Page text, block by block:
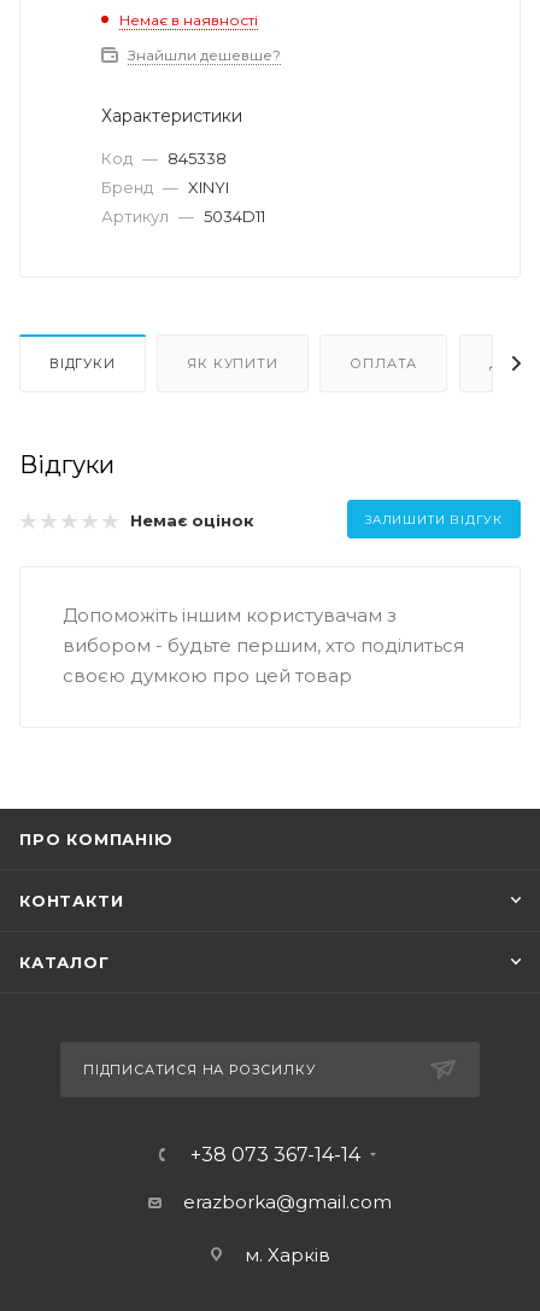
Немає в наявності
Знайшли дешевше?
Характеристики
Код — 845338
Бренд — XINYI
Артикул — 5034D11
ВІДГУКИ ЯК КУПИТИ ОПЛАТА
Відгуки
Немає оцінок ЗАЛИШИТИ ВІДГУК
Допоможіть іншим користувачам з
вибором - будьте першим, хто поділиться
своєю думкою про цей товар
ПРО КОМПАНІЮ
КОНТАКТИ
КАТАЛОГ
ПІДПИСАТИСЯ НА РОЗСИЛКУ
+38 073 367-14-14
erazborka@gmail.com
м. Харків